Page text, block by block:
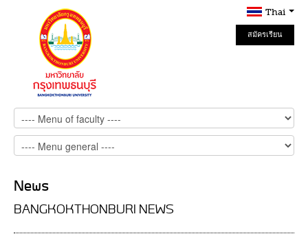
Thai
สมัครเรียน
Online
News
BANGKOKTHONBURI NEWS